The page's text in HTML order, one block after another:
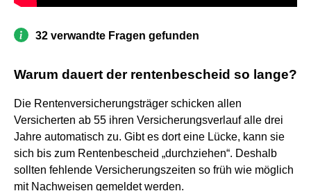
32 verwandte Fragen gefunden
Warum dauert der rentenbescheid so lange?
Die Rentenversicherungsträger schicken allen
Versicherten ab 55 ihren Versicherungsverlauf alle drei
Jahre automatisch zu. Gibt es dort eine Lücke, kann sie
sich bis zum Rentenbescheid „durchziehen“. Deshalb
sollten fehlende Versicherungszeiten so früh wie möglich
mit Nachweisen gemeldet werden.